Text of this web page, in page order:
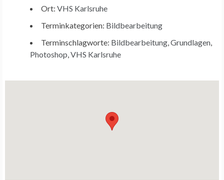
Ort: VHS Karlsruhe
Terminkategorien: Bildbearbeitung
Terminschlagworte: Bildbearbeitung Grundlagen
Photoshop VHS Karlsruhe